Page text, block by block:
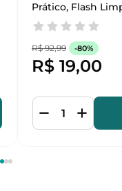
Prático, Flash
R$ 92,99 -80%
R$ 19,00